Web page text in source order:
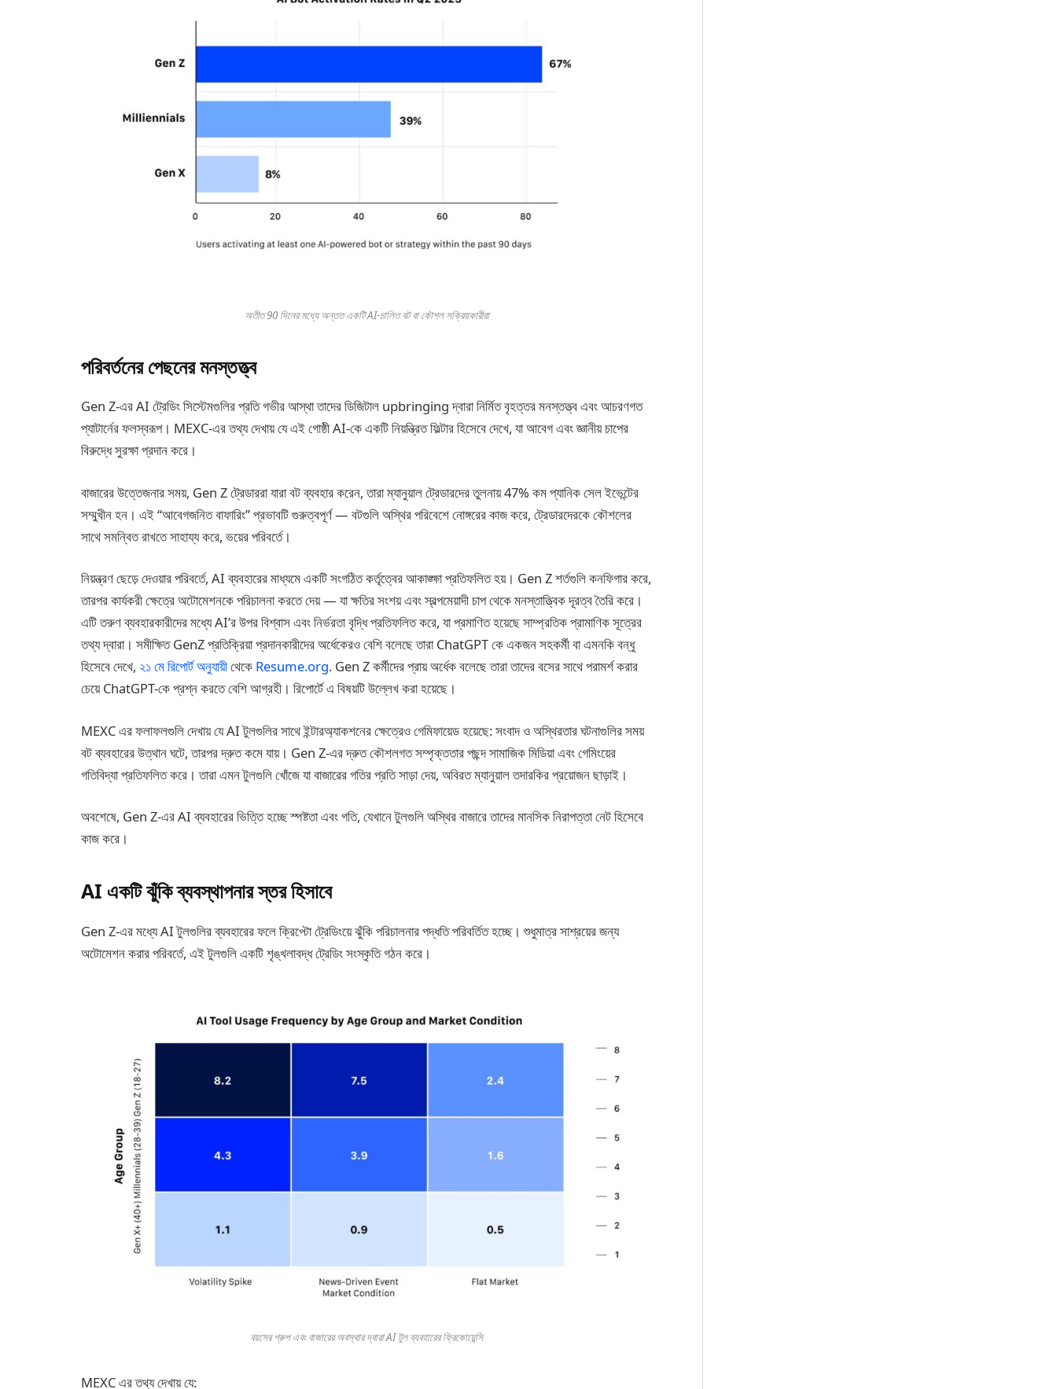
অতীত 90 দিনের মধ্যে অন্তত একটি AI-চালিত বট বা কৌশল সক্রিয়কারীরা
পরিবর্তনের পেছনের মনস্তত্ত্ব
Gen Z-এর AI ট্রেডিং সিস্টেমগুলির প্রতি গভীর আস্থা তাদের ডিজিটাল upbringing দ্বারা নির্মিত বৃহত্তর মনস্তত্ত্ব এবং আচরণগত
প্যাটার্নের ফলস্বরূপ। MEXC-এর তথ্য দেখায় যে এই গোষ্ঠী AI-কে একটি নিয়ন্ত্রিত ফিল্টার হিসেবে দেখে, যা আবেগ এবং জ্ঞানীয় চাপের
বিরুদ্ধে সুরক্ষা প্রদান করে।
বাজারের উত্তেজনার সময়, Gen Z ট্রেডাররা যারা বট ব্যবহার করেন, তারা ম্যানুয়াল ট্রেডারদের তুলনায় 47% কম প্যানিক সেল ইভেন্টের
সম্মুখীন হন। এই “আবেগজনিত বাফারিং” প্রভাবটি গুরুত্বপূর্ণ — বটগুলি অস্থির পরিবেশে নোঙ্গরের কাজ করে, ট্রেডারদেরকে কৌশলের
সাথে সমন্বিত রাখতে সাহায্য করে, ভয়ের পরিবর্তে।
নিয়ন্ত্রণ ছেড়ে দেওয়ার পরিবর্তে, AI ব্যবহারের মাধ্যমে একটি সংগঠিত কর্তৃত্বের আকাঙ্ক্ষা প্রতিফলিত হয়। Gen Z শর্তগুলি কনফিগার করে,
তারপর কার্যকরী ক্ষেত্রে অটোমেশনকে পরিচালনা করতে দেয় — যা ক্ষতির সংশয় এবং স্বল্পমেয়াদী চাপ থেকে মনস্তাত্ত্বিক দূরত্ব তৈরি করে।
এটি তরুণ ব্যবহারকারীদের মধ্যে AI’র উপর বিশ্বাস এবং নির্ভরতা বৃদ্ধি প্রতিফলিত করে, যা প্রমাণিত হয়েছে সাম্প্রতিক প্রামাণিক সূত্রের
তথ্য দ্বারা। সমীক্ষিত GenZ প্রতিক্রিয়া প্রদানকারীদের অর্ধেকেরও বেশি বলেছে তারা ChatGPT কে একজন সহকর্মী বা এমনকি বন্ধু
হিসেবে দেখে, ২১ মে রিপোর্ট অনুযায়ীথেকে Resume.org. Gen Z কর্মীদের প্রায় অর্ধেক বলেছে তারা তাদের বসের সাথে পরামর্শ করার
চেয়ে ChatGPT-কে প্রশ্ন করতে বেশি আগ্রহী। রিপোর্টে এ বিষয়টি উল্লেখ করা হয়েছে।
MEXC এর ফলাফলগুলি দেখায় যে AI টুলগুলির সাথে ইন্টারঅ্যাকশনের ক্ষেত্রেও গেমিফায়েড হয়েছে: সংবাদ ও অস্থিরতার ঘটনাগুলির সময়
বট ব্যবহারের উত্থান ঘটে, তারপর দ্রুত কমে যায়। Gen Z-এর দ্রুত কৌশলগত সম্পৃক্ততার পছন্দ সামাজিক মিডিয়া এবং গেমিংয়ের
গতিবিদ্যা প্রতিফলিত করে। তারা এমন টুলগুলি খোঁজে যা বাজারের গতির প্রতি সাড়া দেয়, অবিরত ম্যানুয়াল তদারকির প্রয়োজন ছাড়াই।
অবশেষে, Gen Z-এর AI ব্যবহারের ভিত্তি হচ্ছে স্পষ্টতা এবং গতি, যেখানে টুলগুলি অস্থির বাজারে তাদের মানসিক নিরাপত্তা নেট হিসেবে
কাজ করে।
AI একটি ঝুঁকি ব্যবস্থাপনার স্তর হিসাবে
Gen Z-এর মধ্যে AI টুলগুলির ব্যবহারের ফলে ক্রিপ্টো ট্রেডিংয়ে ঝুঁকি পরিচালনার পদ্ধতি পরিবর্তিত হচ্ছে। শুধুমাত্র সাশ্রয়ের জন্য
অটোমেশন করার পরিবর্তে, এই টুলগুলি একটি শৃঙ্খলাবদ্ধ ট্রেডিং সংস্কৃতি গঠন করে।
বয়সের গ্রুপ এবং বাজারের অবস্থার দ্বারা AI টুল ব্যবহারের ফ্রিকোয়েন্সি
MEXC এর তথ্য দেখায় যে: